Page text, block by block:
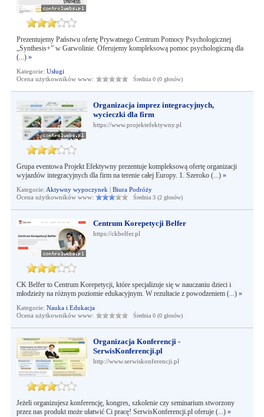
Prezentujemy Państwu ofertę Prywatnego Centrum Pomocy Psychologicznej
„Synthesis+” w Garwolinie. Oferujemy kompleksową pomoc psychologiczną dla
(...) »
Kategorie: Usługi
Ocena użytkowników www:
Średnia 0 (0 głosów)
Organizacja imprez integracyjnych,
wycieczki dla firm
https://www.projektefektywny.pl
Grupa eventowa Projekt Efektywny prezentuje kompleksową ofertę organizacji
wyjazdów integracyjnych dla firm na terenie całej Europy. 1. Szeroko (...) »
Kategorie: Aktywny wypoczynek | Biura Podróży
Ocena użytkowników www:
Średnia 3 (2 głosów)
Centrum Korepetycji Belfer
https://ckbelfer.pl
CK Belfer to Centrum Korepetycji, które specjalizuje się w nauczaniu dzieci i
młodzieży na różnym poziomie edukacyjnym. W rezultacie z powodzeniem (...) »
Kategorie: Nauka i Edukacja
Ocena użytkowników www:
Średnia 0 (0 głosów)
Organizacja Konferencji -
SerwisKonferencji.pl
http://www.serwiskonferencji.pl
Jeżeli organizujesz konferencję, kongres, szkolenie czy seminarium stworzony
przez nas produkt może ułatwić Ci pracę! SerwisKonferencji.pl oferuje (...) »